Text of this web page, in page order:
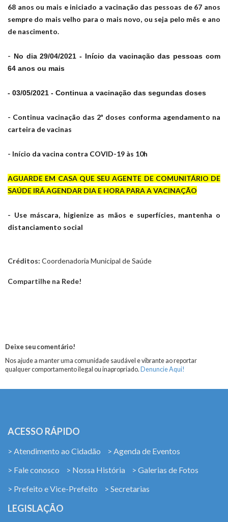
68 anos ou mais e iniciado a vacinação das pessoas de 67 anos
sempre do mais velho para o mais novo, ou seja pelo mês e ano
de nascimento.
- No dia 29/04/2021 - Início da vacinação das pessoas com
64 anos ou mais
- 03/05/2021 - Continua a vacinação das segundas doses
- Continua vacinação das 2ª doses conforma agendamento na
carteira de vacinas
- Início da vacina contra COVID-19 às 10h
AGUARDE EM CASA QUE SEU AGENTE DE COMUNITÁRIO DE
SAÚDE IRÁ AGENDAR DIA E HORA PARA A VACINAÇÃO
- Use máscara, higienize as mãos e superfícies, mantenha o
distanciamento social
Créditos: Coordenadoria Municipal de Saúde
Compartilhe na Rede!
Deixe seu comentário!
Nos ajude a manter uma comunidade saudável e vibrante ao reportar
qualquer comportamento ilegal ou inapropriado. Denuncie Aqui!
ACESSO RÁPIDO
> Atendimento ao Cidadão
> Agenda de Eventos
> Fale conosco
> Nossa História
> Galerias de Fotos
> Prefeito e Vice-Prefeito
> Secretarias
LEGISLAÇÃO